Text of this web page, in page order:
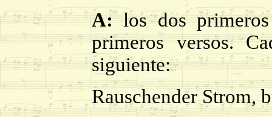
A:los dos primeros
primeros versos.
siguiente:
Rauschender Strom,